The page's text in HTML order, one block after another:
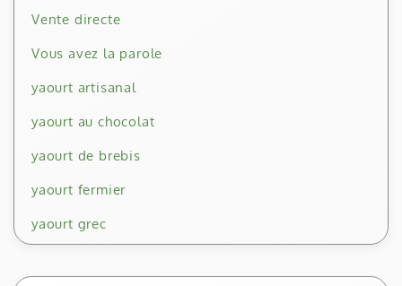
Vente directe
Vous avez la parole
yaourt artisanal
yaourt au chocolat
yaourt de brebis
yaourt fermier
yaourt grec